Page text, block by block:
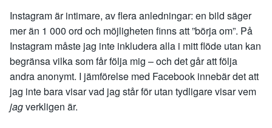
Instagram är intimare, av flera anledningar: en bild säger
mer än 1 000 ord och möjligheten finns att ”börja om”. På
Instagram måste jag inte inkludera alla i mitt flöde utan kan
begränsa vilka som får följa mig – och det går att följa
andra anonymt. I jämförelse med Facebook innebär det att
jag inte bara visar vad jag står för utan tydligare visar vem
jagverkligen är.